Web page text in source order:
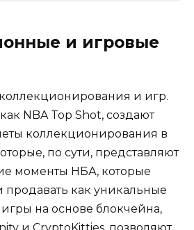
и игровые
и игр.
NBA Top Shot, создают
коллекционирования в
по сути, представляют
моменты НБА, которые
продавать как уникальные
игры на основе блокчейна,
и CryptoKitties, позволяют